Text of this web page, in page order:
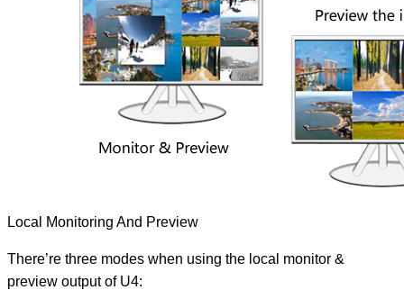
Local Monitoring And Preview
There’re three modes when using the local monitor &
preview output of U4: